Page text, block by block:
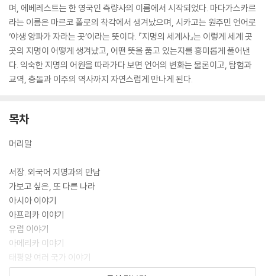
며, 에베레스트는 한 영국인 측량사의 이름에서 시작되었다. 마다가스카르
라는 이름은 마르코 폴로의 착각에서 생겨났으며, 시카고는 원주민 언어로
‘야생 양파가 자라는 곳’이라는 뜻이다. 『지명의 세계사』는 이렇게 세계 곳
곳의 지명이 어떻게 생겨났고, 어떤 뜻을 품고 있는지를 흥미롭게 풀어낸
다. 익숙한 지명의 어원을 따라가다 보면 언어의 변화는 물론이고, 탐험과
교역, 충돌과 이주의 역사까지 자연스럽게 만나게 된다.
목차
머리말
서장. 외국어 지명과의 만남
가보고 싶은, 또 다른 나라
아시아 이야기
아프리카 이야기
유럽 이야기
아메리카 이야기
태평양 여러 국가 이야기